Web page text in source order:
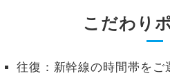
こだわり
往復：新幹線の時間帯をご
お部屋にて